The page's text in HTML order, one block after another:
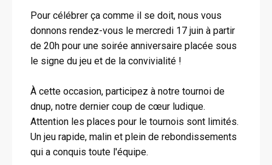
Pour célébrer ça comme il se doit, nous vous
donnons rendez-vous le mercredi 17 juin à partir
de 20h pour une soirée anniversaire placée sous
le signe du jeu et de la convivialité !
À cette occasion, participez à notre tournoi de
dnup, notre dernier coup de cœur ludique.
Attention les places pour le tournois sont limités.
Un jeu rapide, malin et plein de rebondissements
qui a conquis toute l'équipe.